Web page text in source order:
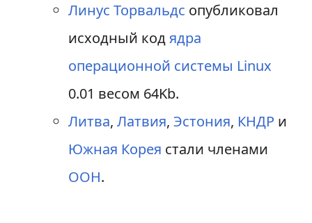
Линус Торвальдс опубликовал
исходный кодядра
операционной системы Linux
0.01 весом 64Kb.
Литва, Латвия, Эстония, КНДР и
Южная Корея стали членами
ООН.